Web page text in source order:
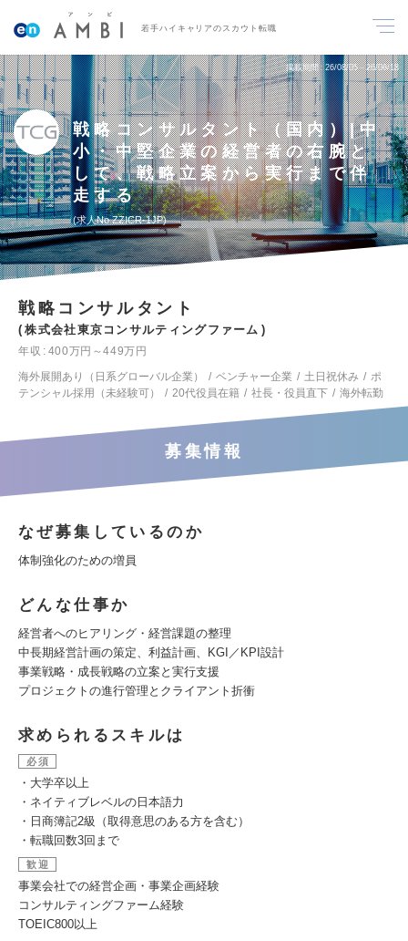
若手ハイキャリアのスカウト転職
掲載期間 26/08/05～26/08/18
戦略コンサルタント（国内）|中
小・中堅企業の経営者の右腕と
して、戦略立案から実行まで伴
走する
求人No.ZZICR-1JP
戦略コンサルタント
株式会社東京コンサルティングファーム
年収
400万円～449万円
海外展開あり（日系グローバル企業）
ベンチャー企業 土日祝休み
ポ
テンシャル採用（未経験可）
20代役員在籍 社長・役員直下 海外転勤
募集情報
なぜ募集しているのか
体制強化のための増員
どんな仕事か
経営者へのヒアリング・経営課題の整理
中長期経営計画の策定、利益計画、KGI／KPI設計
事業戦略・成長戦略の立案と実行支援
プロジェクトの進行管理とクライアント折衝
求められるスキルは
必須
・大学卒以上
・ネイティブレベルの日本語力
・日商簿記2級（取得意思のある方を含む）
・転職回数3回まで
歓迎
事業会社での経営企画・事業企画経験
コンサルティングファーム経験
TOEIC800以上